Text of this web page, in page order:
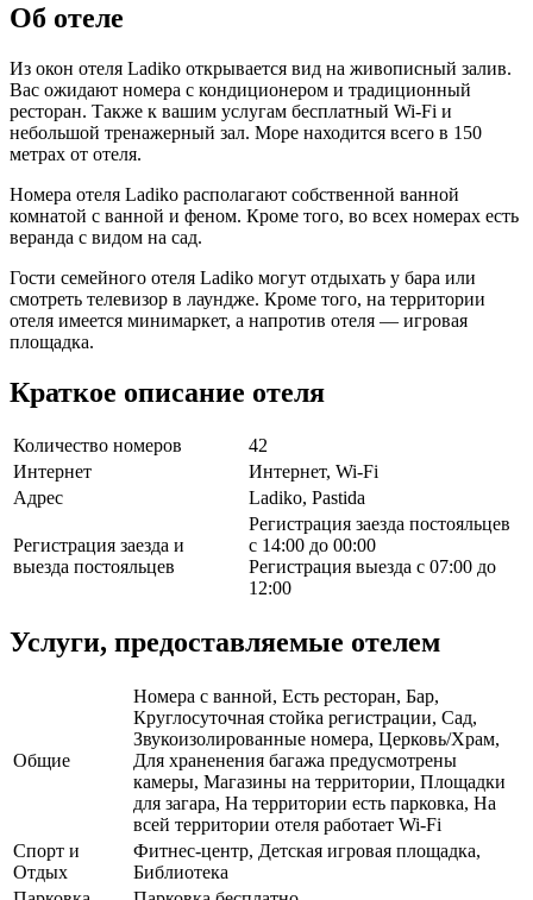
Об отеле
Из окон отеля Ladiko открывается вид на живописный залив.
Вас ожидают номера с кондиционером и традиционный
ресторан. Также к вашим услугам бесплатный Wi-Fi и
небольшой тренажерный зал. Море находится всего в 150
метрах от отеля.
Номера отеля Ladiko располагают собственной ванной
комнатой с ванной и феном. Кроме того, во всех номерах есть
веранда с видом на сад.
Гости семейного отеля Ladiko могут отдыхать у бара или
смотреть телевизор в лаундже. Кроме того, на территории
отеля имеется минимаркет, а напротив отеля — игровая
площадка.
Краткое описание отеля
Количество номеров
42
Интернет
Интернет, Wi-Fi
Адрес
Ladiko, Pastida
Регистрация заезда и
выезда постояльцев
Регистрация заезда постояльцев
с 14:00 до 00:00
Регистрация выезда с 07:00 до
12:00
Услуги, предоставляемые отелем
Общие
Номера с ванной, Есть ресторан, Бар,
Круглосуточная стойка регистрации, Сад,
Звукоизолированные номера, Церковь/Храм,
Для храненения багажа предусмотрены
камеры, Магазины на территории, Площадки
для загара, На территории есть парковка, На
всей территории отеля работает Wi-Fi
Спорт и
Отдых
Фитнес-центр, Детская игровая площадка,
Библиотека